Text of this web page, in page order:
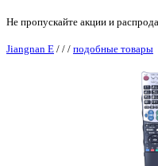
Не пропускайте акции и
Jiangnan E / / / подобные товары